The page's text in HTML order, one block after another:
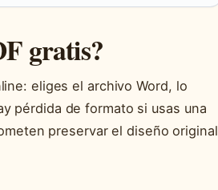
gratis?
eliges el archivo Word, lo
pérdida de formato si usas una
preservar el diseño original